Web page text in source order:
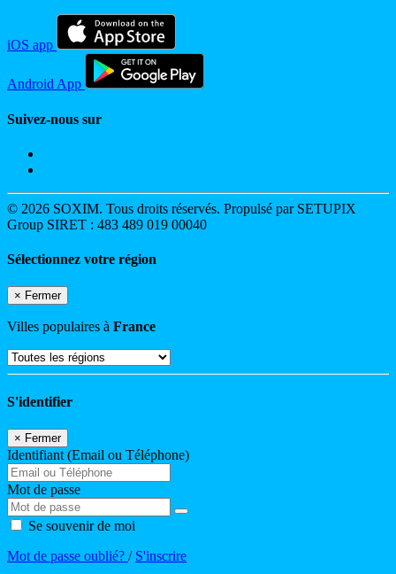
iOS app
Android App
Suivez-nous sur
© 2026 SOXIM. Tous droits réservés. Propulsé par SETUPIX
Group SIRET : 483 489 019 00040
Sélectionnez votre région
× Fermer
Villes populaires à France
S'identifier
× Fermer
Identifiant (Email ou Téléphone)
Mot de passe
Se souvenir de moi
Mot de passe oublié? / S'inscrire